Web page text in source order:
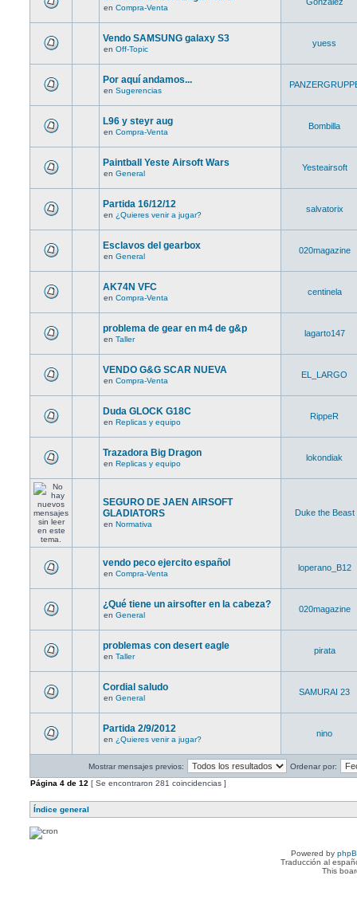
en Compra-Venta
Vendo SAMSUNG galaxy S3
en Off-Topic
yuess
Por aquí andamos...
en Sugerencias
L96 y steyr aug
en Compra-Venta
Bombilla
Paintball Yeste Airsoft Wars
en General
Yesteairsoft
Partida 16/12/12
en ¿Quieres venir a jugar?
salvatorix
Esclavos del gearbox
en General
020magazine
AK74N VFC
en Compra-Venta
centinela
problema de gear en m4 de g&p
en Taller
lagarto147
VENDO G&G SCAR NUEVA
en Compra-Venta
EL_LARGO
Duda GLOCK G18C
en Replicas y equipo
RippeR
Trazadora Big Dragon
en Replicas y equipo
lokondiak
SEGURO DE JAEN AIRSOFT
GLADIATORS
en Normativa
Duke the Beast
vendo peco ejercito español
en Compra-Venta
loperano_B12
¿Qué tiene un airsofter en la cabeza?
en General
020magazine
problemas con desert eagle
en Taller
pirata
Cordial saludo
en General
SAMURAI 23
Partida 2/9/2012
en ¿Quieres venir a jugar?
nino
Mostrar mensajes previos:
Ordenar por:
Página 4 de 12 [ Se encontraron 281 coincidencias ]
Índice general
Powered by
Traducción al
This